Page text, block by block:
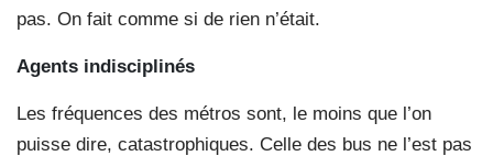
pas. On fait comme si de rien n’était.
Agents indisciplinés
Les fréquences des métros sont, le moins que l’on
puisse dire, catastrophiques. Celle des bus ne l’est pas